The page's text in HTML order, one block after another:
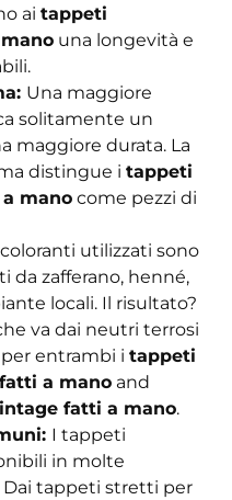
ai tappeti
una longevità e
Una maggiore
solitamente un
maggiore durata. La
distingue i tappeti
mano come pezzi di
utilizzati sono
da zafferano, henné,
locali. Il risultato?
va dai neutri terrosi
entrambi i tappeti
a mano and
fatti a mano.
I tappeti
in molte
tappeti stretti per